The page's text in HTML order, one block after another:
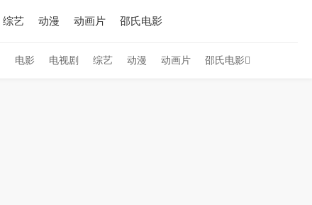
综艺 动漫 动画片 邵氏电影
电影 电视剧 综艺 动漫 动画片 邵氏电影